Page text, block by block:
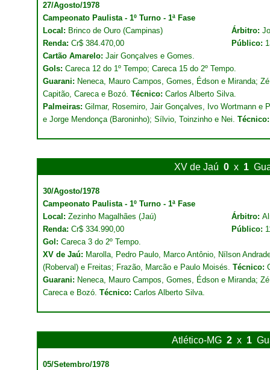
27/Agosto/1978
Campeonato Paulista - 1º Turno - 1ª Fase
Local: Brinco de Ouro (Campinas) Árbitro:
Renda: Cr$ 384.470,00 Público:
Cartão Amarelo: Jair Gonçalves e Gomes.
Gols: Careca 12 do 1º Tempo; Careca 15 do 2º Tempo.
Guarani: Neneca, Mauro Campos, Gomes, Édson e Miranda;
Capitão, Careca e Bozó. Técnico: Carlos Alberto Silva.
Palmeiras: Gilmar, Rosemiro, Jair Gonçalves, Ivo Wortmann e
e Jorge Mendonça (Baroninho); Sílvio, Toinzinho e Nei. Técnico:
XV de Jaú 0 x 1
30/Agosto/1978
Campeonato Paulista - 1º Turno - 1ª Fase
Local: Zezinho Magalhães (Jaú) Árbitro:
Renda: Cr$ 334.990,00 Público:
Gol: Careca 3 do 2º Tempo.
XV de Jaú: Marolla, Pedro Paulo, Marco Antônio, Nílson
(Roberval) e Freitas; Frazão, Marcão e Paulo Moisés. Técnico:
Guarani: Neneca, Mauro Campos, Gomes, Édson e Miranda;
Careca e Bozó. Técnico: Carlos Alberto Silva.
Atlético-MG 2 x 1
05/Setembro/1978